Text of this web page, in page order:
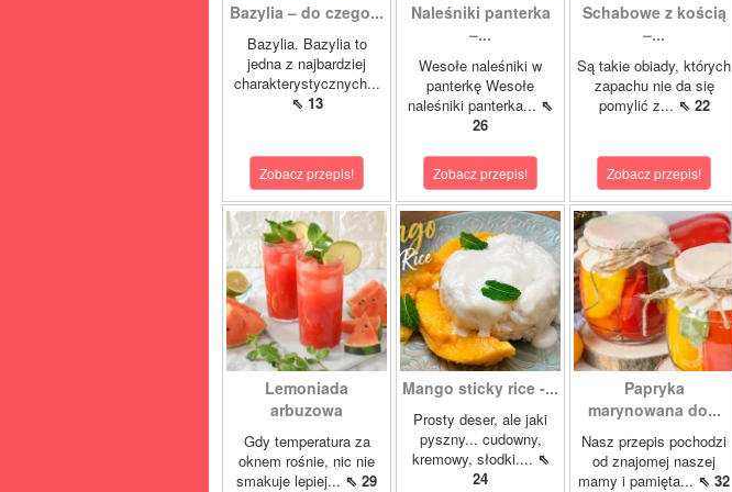
Bazylia – do czego...
Bazylia. Bazylia to
jedna z najbardziej
charakterystycznych...
⇖ 13
Zobacz przepis!
Naleśniki panterka
–...
Wesołe naleśniki w
panterkę Wesołe
naleśniki panterka... ⇖
26
Zobacz przepis!
Schabowe z kością
–...
Są takie obiady, których
zapachu nie da się
pomylić z... ⇖ 22
Zobacz przepis!
Lemoniada
arbuzowa
Gdy temperatura za
oknem rośnie, nic nie
smakuje lepiej... ⇖ 29
Mango sticky rice -...
Prosty deser, ale jaki
pyszny... cudowny,
kremowy, słodki.... ⇖
24
Papryka
marynowana do...
Nasz przepis pochodzi
od znajomej naszej
mamy i pamięta... ⇖ 32